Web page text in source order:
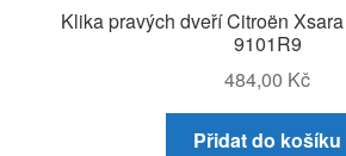
Klika pravých dveří Citroën
9101R9
484,00 Kč
Přidat do košíku